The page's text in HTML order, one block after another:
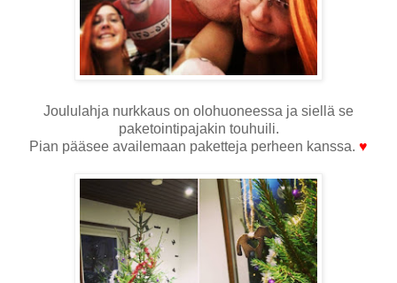
Joululahja nurkkaus on olohuoneessa ja siellä se
paketointipajakin touhuili.
Pian pääsee availemaan paketteja perheen kanssa. ♥